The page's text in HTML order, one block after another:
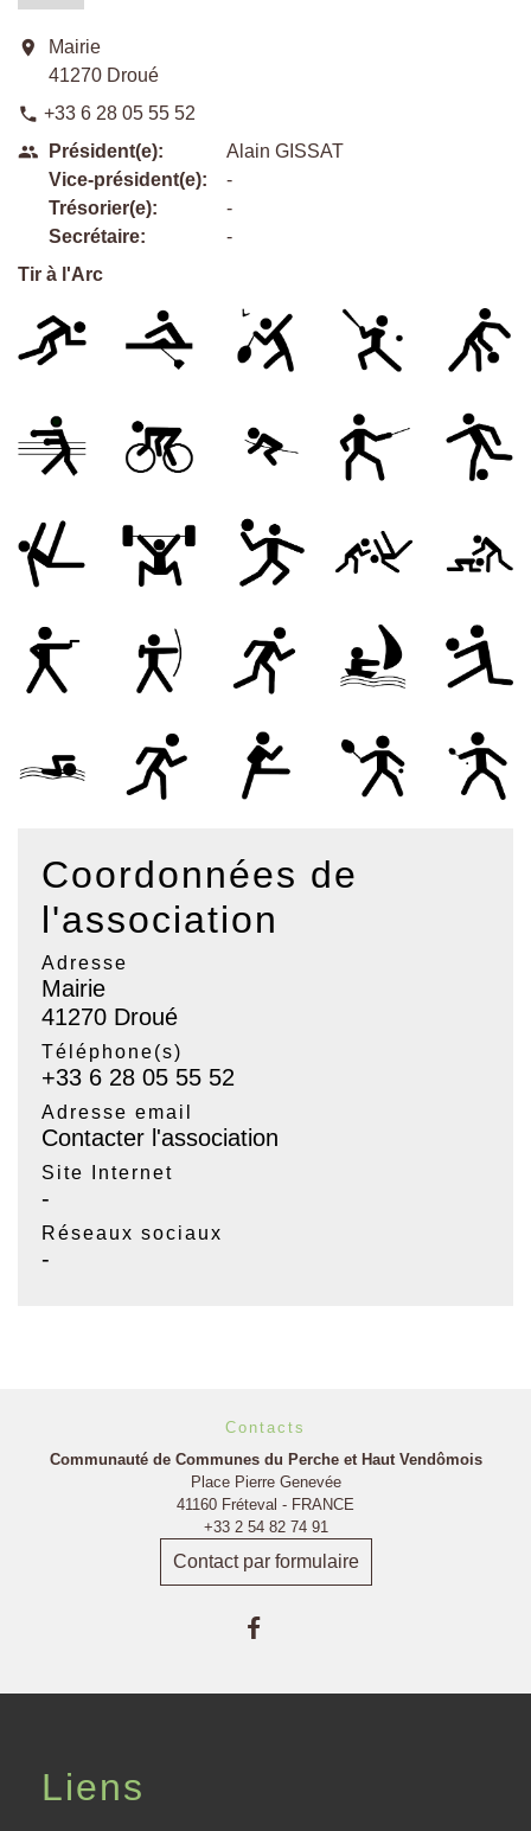
location_on
Mairie
41270 Droué
phone +33 6 28 05 55 52
people
Président(e):
Vice-président(e):
Trésorier(e):
Secrétaire:
Alain GISSAT
-
-
-
Tir à l'Arc
Coordonnées de
l'association
Adresse
Mairie
41270 Droué
Téléphone(s)
+33 6 28 05 55 52
Adresse email
Contacter l'association
Site Internet
-
Réseaux sociaux
-
Contacts
Communauté de Communes du Perche et Haut Vendômois
Place Pierre Genevée
41160 Fréteval - FRANCE
+33 2 54 82 74 91
Contact par formulaire
Liens